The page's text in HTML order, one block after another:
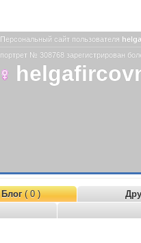
Персональный сайт пользователя
портрет № 308768 зарегистрирован
Блог( 0 )